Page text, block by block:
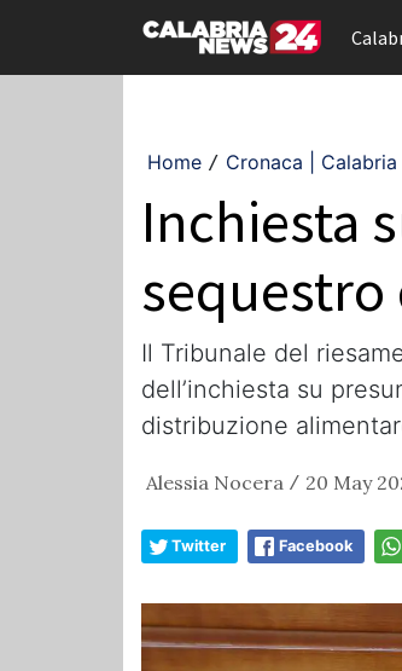
Home / Cronaca |
Inchiesta
Il Tribunale del
dell’inchiesta su
distribuzione
Alessia Nocera / 20 May
Twitter Facebook